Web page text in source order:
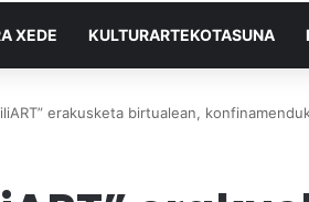
XEDE KULTURARTEKOTASUNA
erakusketa birtualean,